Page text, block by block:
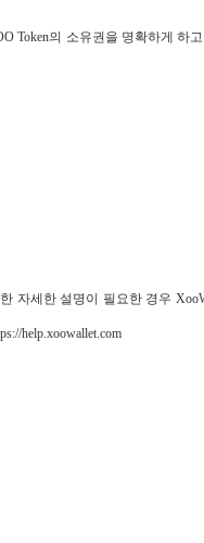
Token의 소유권을 명확하게 하
자세한 설명이 필요한 경우
help.xoowallet.com